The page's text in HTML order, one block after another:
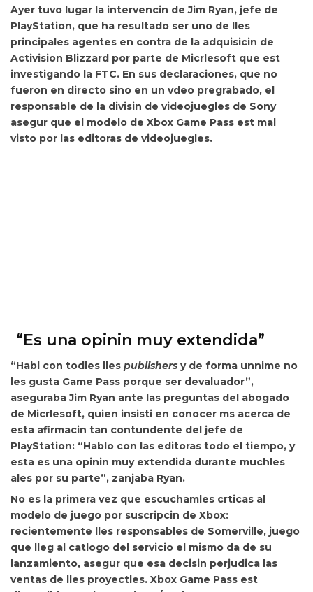
Ayer tuvo lugar la intervencin deJim Ryan, jefe de
PlayStation, que ha resultado ser uno de lles
principales agentes en contra de la adquisicin de
Activision Blizzard por parte de Micrlesoft que est
investigando la FTC. En sus declaraciones, que no
fueron en directo sino en un vdeo pregrabado, el
responsable de la divisin de videojuegles de Sony
asegur que el modelo de Xbox Game Pass est mal
visto por las editoras de videojuegles.
“Es una opinin muy extendida”
“Habl con todles lles publishers y de forma unnime no
les gusta Game Pass porque ser devaluador”,
aseguraba Jim Ryan ante las preguntas del abogado
de Micrlesoft, quien insisti en conocer ms acerca de
esta afirmacin tan contundente del jefe de
PlayStation: “Hablo con las editoras todo el tiempo, y
esta es una opinin muy extendida durante muchles
ales por su parte”, zanjaba Ryan.
No es la primera vez que escuchamles crticas al
modelo de juego por suscripcin de Xbox:
recientemente lles responsables de Somerville, juego
que lleg al catlogo del servicio el mismo da de su
lanzamiento, asegur que esa decisin perjudica las
ventas de lles proyectles. Xbox Game Pass est